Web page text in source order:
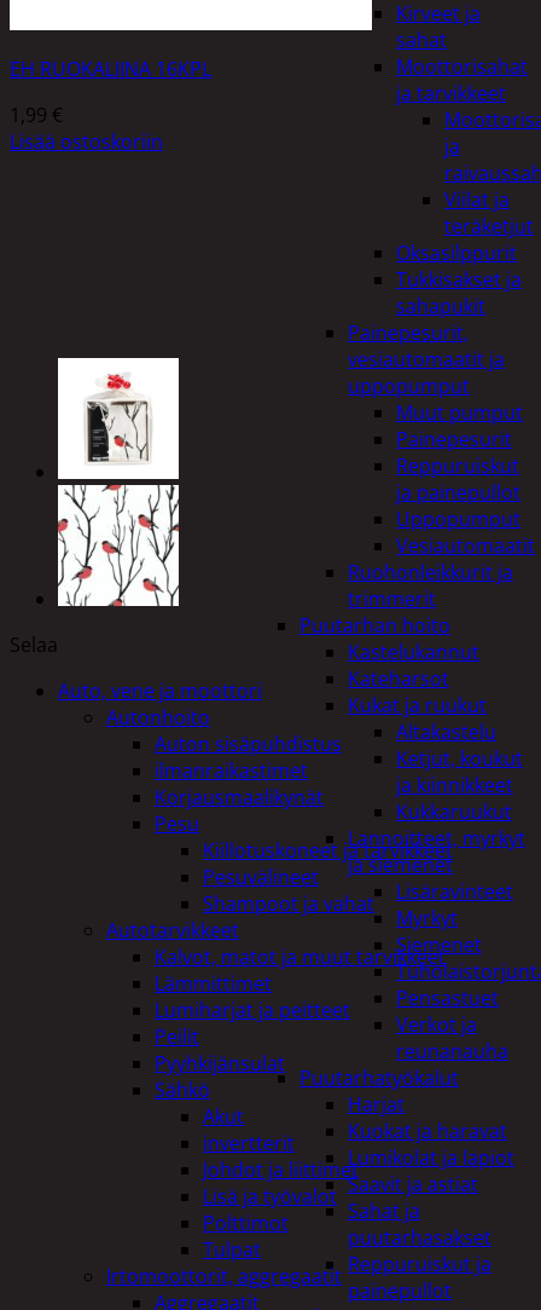
Kirveet ja
sahat
Moottorisahat
ja tarvikkeet
ja
Viilat ja
teräketjut
Oksasilppurit
Tukkisakset ja
sahapukit
Painepesurit,
vesiautomaatit ja
uppopumput
Muut pumput
Painepesurit
Reppuruiskut
ja painepullot
Uppopumput
Vesiautomaatit
Ruohonleikkurit ja
trimmerit
Puutarhan hoito
Kastelukannut
Kateharsot
Kukat ja ruukut
Altakastelu
Ketjut, koukut
ja kiinnikkeet
Kukkaruukut
Lannoitteet, myrkyt
ja siemenet
Lisäravinteet
Myrkyt
Siemenet
Pensastuet
Verkot ja
reunanauha
Puutarhatyökalut
Harjat
Kuokat ja haravat
Lumikolat ja lapiot
Saavit ja astiat
Sahat ja
puutarhasakset
Reppuruiskut ja
painepullot
EH RUOKALIINA 16KPL
1,99 €
Lisää ostoskoriin
Selaa
Auto, vene ja moottori
Autonhoito
Auton sisäpuhdistus
ilmanraikastimet
Korjausmaalikynät
Pesu
Kiillotuskoneet ja tarvikkeet
Pesuvälineet
Shampoot ja vahat
Autotarvikkeet
Kalvot, matot ja muut tarvikkeet
Lämmittimet
Lumiharjat ja peitteet
Peilit
Pyyhkijänsulat
Sähkö
Akut
invertterit
Johdot ja liittimet
Lisä ja työvalot
Polttimot
Tulpat
Irtomoottorit, aggregaatit
Aggregaatit